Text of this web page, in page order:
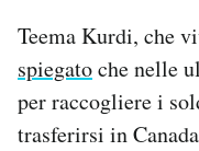
Teema Kurdi, che
spiegatoche nelle
per raccogliere i
trasferirsi in